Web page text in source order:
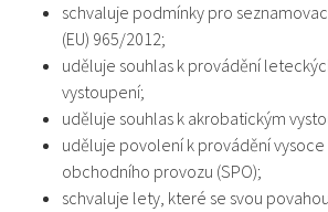
schvaluje podmínky pro
(EU) 965/2012;
uděluje souhlas k provádění
vystoupení;
uděluje souhlas k akrobatickým
uděluje povolení k provádění
obchodního provozu (SPO);
schvaluje lety, které se svou